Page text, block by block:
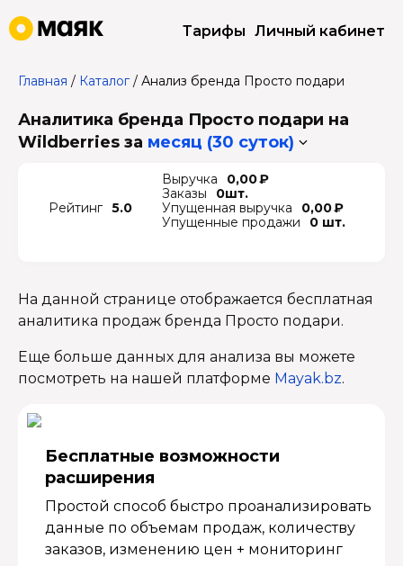
Тарифы Личный кабинет
Главная / Каталог/ Анализ бренда Просто подари
Аналитика бренда Просто подари на
Wildberries за месяц (30 суток)
Рейтинг 5.0
Выручка
0,00 ₽
Заказы
0шт.
Упущенная выручка
0,00 ₽
Упущенные продажи
0 шт.
На данной странице отображается бесплатная
аналитика продаж бренда Просто подари.
Еще больше данных для анализа вы можете
посмотреть на нашей платформе Mayak.bz.
Бесплатные возмож­ности
расширения
Простой способ быстро проанализировать
данные по объемам продаж, количеству
заказов, изменению цен + мониторинг